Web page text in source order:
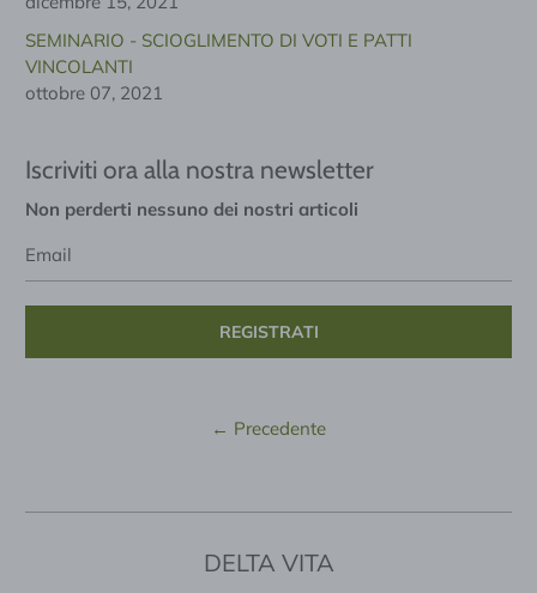
SEMINARIO - SCIOGLIMENTO DI VOTI E PATTI
VINCOLANTI
ottobre 07, 2021
Iscriviti ora alla nostra newsletter
Non perderti nessuno dei nostri articoli
← Precedente
DELTA VITA